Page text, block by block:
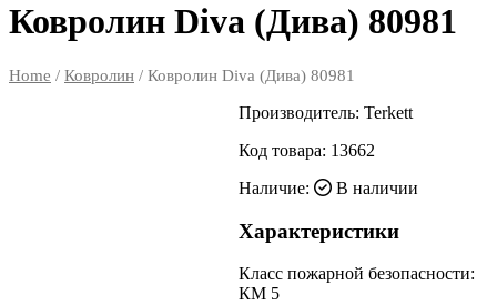
Ковролин Diva (Дива) 80981
Home / Ковролин / Ковролин Diva (Дива) 80981
Производитель:Terkett
Код товара: 13662
Наличие:
В наличии
Характеристики
Класс пожарной безопасности:
КМ 5